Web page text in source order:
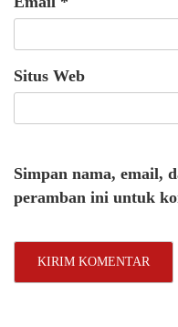
Situs Web
Simpan nama, email,
peramban ini untuk